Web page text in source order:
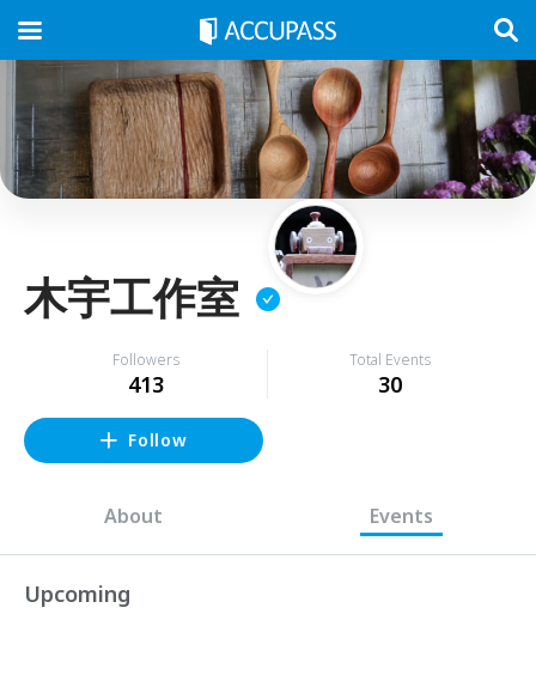
木宇工作室
Followers
413
Total Events
30
Follow
About Events
Upcoming